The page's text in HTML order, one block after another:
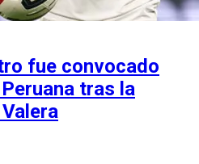
fue convocado
tras la